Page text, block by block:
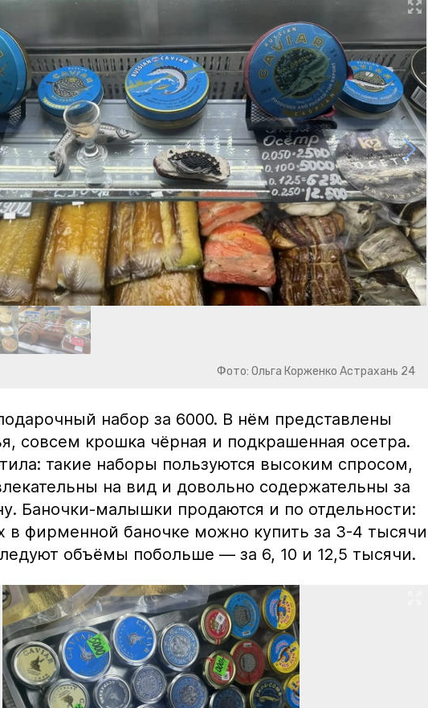
Фото: Ольга Корженко Астрахань 24
набор за 6000. В нём представлены
совсем крошка чёрная и подкрашенная осетра.
такие наборы пользуются высоким спросом,
на вид и довольно содержательны за
Баночки-малышки продаются и по отдельности:
в фирменной баночке можно купить за 3-4 тысячи
объёмы побольше — за 6, 10 и 12,5 тысячи.